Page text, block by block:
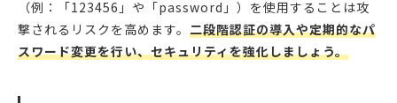
（例：「123456」や「password」）を使用することは攻
撃されるリスクを高めます。 二段階認証の導入や定期的なパ
スワード変更を行い、セキュリティを強化しましょう。